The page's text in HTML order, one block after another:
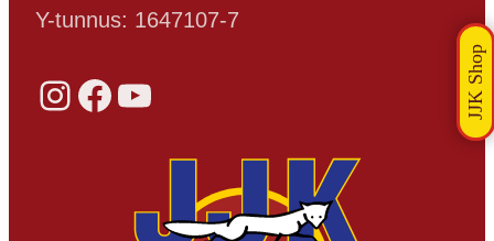
Y-tunnus: 1647107-7
Instagram Facebook YouTube